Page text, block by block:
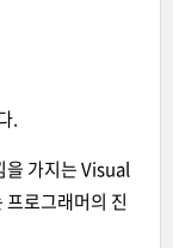
.
가지는 Visual
로그래머의 진